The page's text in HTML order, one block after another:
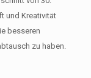
und Kreativität
besseren
zu haben.